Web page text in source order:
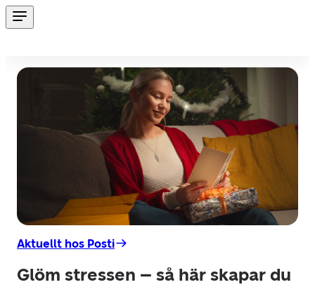
Aktuellt hos Posti
Glöm stressen – så här skapar du